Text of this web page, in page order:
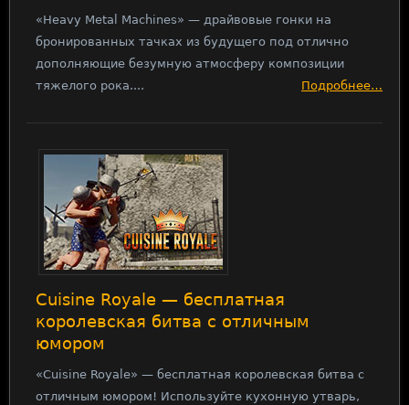
«Heavy Metal Machines» — драйвовые гонки на
бронированных тачках из будущего под отлично
дополняющие безумную атмосферу композиции
тяжелого рока....
Подробнее…
Cuisine Royale — бесплатная
королевская битва с отличным
юмором
«Cuisine Royale» — бесплатная королевская битва с
отличным юмором! Используйте кухонную утварь,